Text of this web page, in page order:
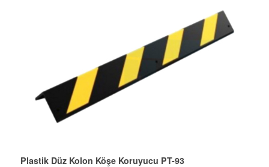
Plastik Düz Kolon Köşe Koruyucu PT-93